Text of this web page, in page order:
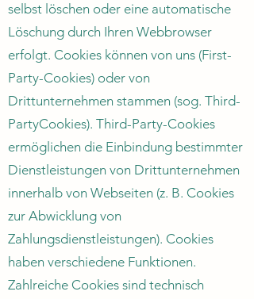
selbst löschen oder eine automatische
Löschung durch Ihren Webbrowser
erfolgt. Cookies können von uns (First-
Party-Cookies) oder von
Drittunternehmen stammen (sog. Third-
PartyCookies). Third-Party-Cookies
ermöglichen die Einbindung bestimmter
Dienstleistungen von Drittunternehmen
innerhalb von Webseiten (z. B. Cookies
zur Abwicklung von
Zahlungsdienstleistungen). Cookies
haben verschiedene Funktionen.
Zahlreiche Cookies sind technisch